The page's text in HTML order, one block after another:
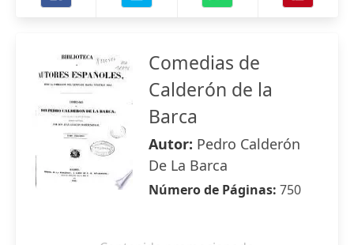
Comedias de
Calderón de la
Barca
Autor: Pedro Calderón
De La Barca
Número de Páginas: 750